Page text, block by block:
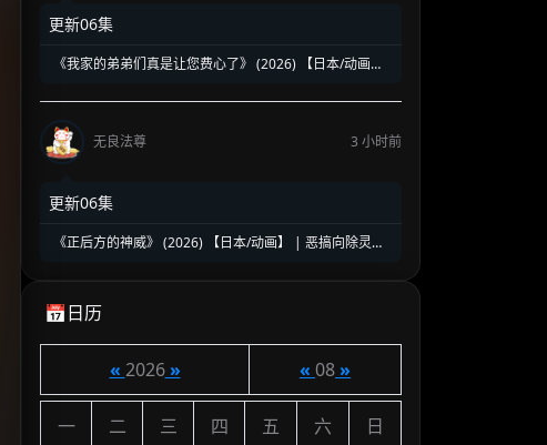
更新06集
《我家的弟弟们真是让您费心了》 (2026) 【日本/动画】
治愈乙女番
无良法尊
3 小时前
更新06集
《正后方的神威》 (2026) 【日本/动画】 | 恶搞向除灵搞
📅日历
« 2026» « 08»
一 二 三 四 五 六 日